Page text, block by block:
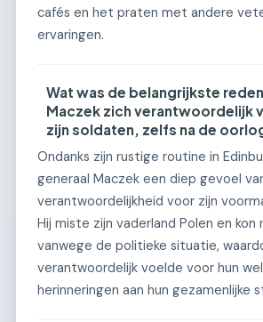
cafés en het praten met andere
ervaringen.
Wat was de belangrijkste
Maczek zich verantwoordelijk
zijn soldaten, zelfs na de
Ondanks zijn rustige routine in
generaal Maczek een diep gevoel
verantwoordelijkheid voor zijn
Hij miste zijn vaderland Polen en
vanwege de politieke situatie,
verantwoordelijk voelde voor hun
herinneringen aan hun gezamenlijke